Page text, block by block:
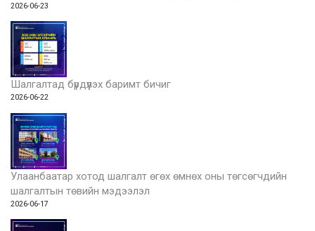
2026-06-23
Шалгалтад бүрдүүлэх баримт бичиг
2026-06-22
Улаанбаатар хотод шалгалт өгөх өмнөх оны төгсөгчдийн
шалгалтын төвийн мэдээлэл
2026-06-17